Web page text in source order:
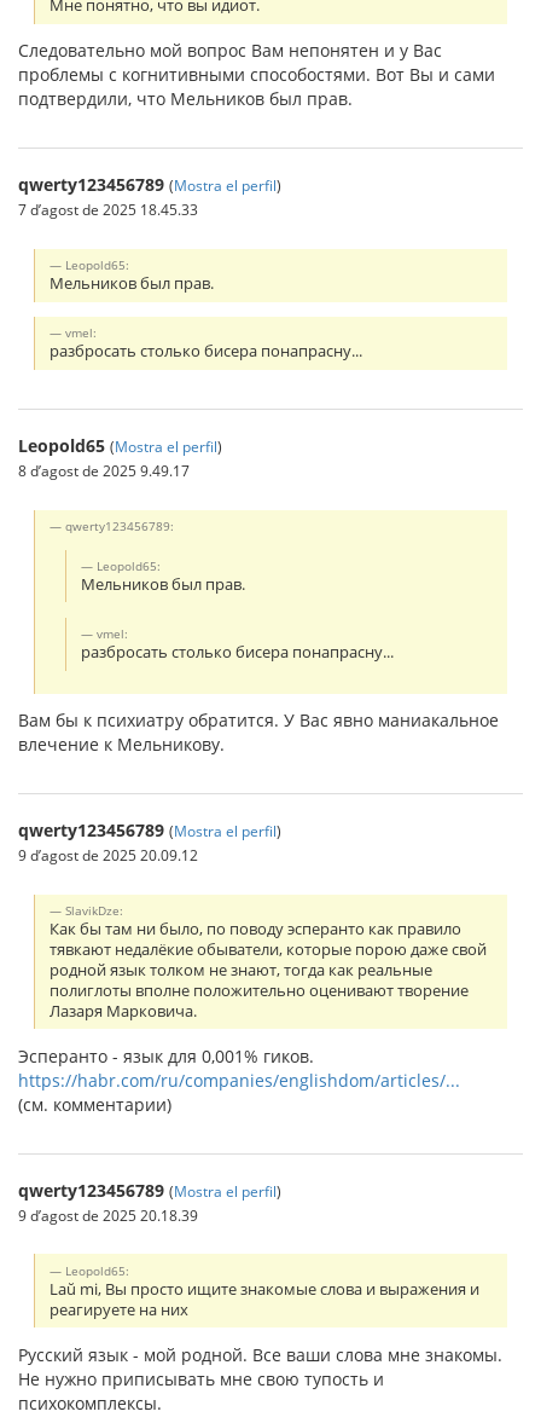
Мне понятно, что вы идиот.
Следовательно мой вопрос Вам непонятен и у Вас
проблемы с когнитивными способостями. Вот Вы и сами
подтвердили, что Мельников был прав.
qwerty123456789 (Mostra el perfil)
7 d’agost de 2025 18.45.33
Leopold65:
Мельников был прав.
vmel:
разбросать столько бисера понапрасну...
Leopold65 (Mostra el perfil)
8 d’agost de 2025 9.49.17
qwerty123456789:
Leopold65:
Мельников был прав.
vmel:
разбросать столько бисера понапрасну...
Вам бы к психиатру обратится. У Вас явно маниакальное
влечение к Мельникову.
qwerty123456789 (Mostra el perfil)
9 d’agost de 2025 20.09.12
SlavikDze:
Как бы там ни было, по поводу эсперанто как правило
тявкают недалёкие обыватели, которые порою даже свой
родной язык толком не знают, тогда как реальные
полиглоты вполне положительно оценивают творение
Лазаря Марковича.
Эсперанто - язык для 0,001% гиков.
https://habr.com/ru/companies/englishdom/articles/...
(см. комментарии)
qwerty123456789 (Mostra el perfil)
9 d’agost de 2025 20.18.39
Leopold65:
Laŭ mi, Вы просто ищите знакомые слова и выражения и
реагируете на них
Русский язык - мой родной. Все ваши слова мне знакомы.
Не нужно приписывать мне свою тупость и
психокомплексы.